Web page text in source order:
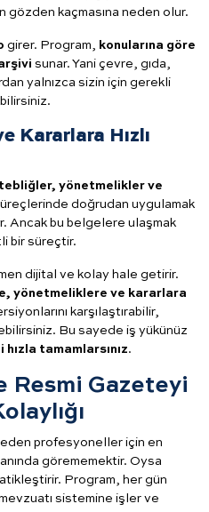
gözden kaçmasına neden olur.
girer. Program,
konularına göre
sunar. Yani çevre, gıda,
yalnızca sizin için gerekli
Kararlara Hızlı
tebliğler, yönetmelikler ve
doğrudan uygulamak
Ancak bu belgelere ulaşmak
bir süreçtir.
dijital ve kolay hale getirir.
yönetmeliklere ve kararlara
karşılaştırabilir,
Bu sayede iş yükünüz
tamamlarsınız.
Resmi Gazeteyi
profesyoneller için en
görememektir. Oysa
Program, her gün
sistemine işler ve